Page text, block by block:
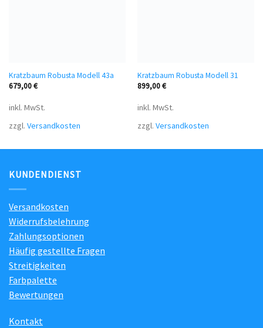
Kratzbaum Robusta Modell 43a
679,00€
inkl. MwSt.
zzgl. Versandkosten
Kratzbaum Robusta Modell 31
899,00€
inkl. MwSt.
zzgl. Versandkosten
KUNDENDIENST
Versandkosten
Widerrufsbelehrung
Zahlungsoptionen
Häufig gestellte Fragen
Streitigkeiten
Farbpalette
Bewertungen
Kontakt